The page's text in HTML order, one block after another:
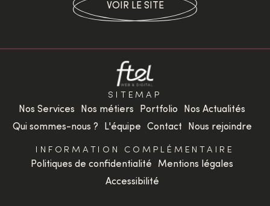
VOIR LE SITE
SITEMAP
Nos Services Nos métiers Portfolio
Nos Actualités
Qui sommes-nous ?
L'équipe Contact Nous rejoindre
INFORMATION COMPLÉMENTAIRE
Politiques de confidentialité
Mentions légales
Accessibilité